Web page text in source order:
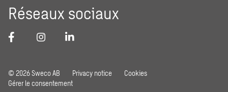
Réseaux sociaux
© 2026 Sweco AB Privacy notice
Cookies
Gérer le consentement